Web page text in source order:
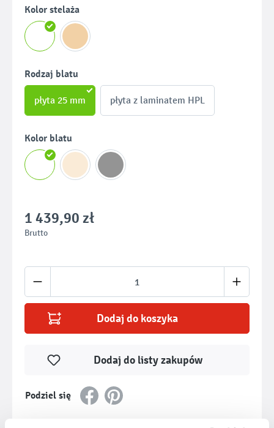
Wybierz
Kolor stelaża
Wybierz
Rodzaj blatu
płyta 25 mm płyta z laminatem HPL
Wybierz
Kolor blatu
1 439,90 zł
Brutto
Ilość produktu: Wprowadź żądaną ilość
Dodaj do koszyka
Podziel się
Dodaj do listy zakupów